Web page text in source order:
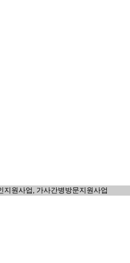
지원사업, 가사간병방문지원사업